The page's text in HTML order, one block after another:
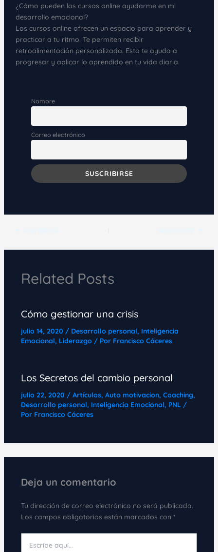
¿Cómo pueden los cursos online ayudarme en mi
desarrollo emocional?
Los cursos online ofrecen un espacio para aprender y
practicar a tu ritmo. Te permiten recibir
retroalimentación personalizada. Esto te ayuda a
progresar y aplicar lo aprendido en tu vida diaria.
Nombre
Correo electrónico
Related Posts
Cómo gestionar una crisis
julio 14, 2020 / Desarrollo personal, Inteligencia
Emocional, Liderazgo/ Por Francisco Cáceres
Los Secretos del cambio personal
julio 22, 2020 / Artículos, Auto motivacion, Coaching,
Desarrollo personal, Inteligencia Emocional, PNL/
Por Francisco Cáceres
Deja un comentario
Tu dirección de correo electrónico no será publicada.
Los campos obligatorios están marcados con *
aquí...